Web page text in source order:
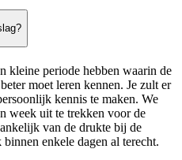
kleine periode hebben waarin de
moet leren kennen. Je zult er
kennis te maken. We
week uit te trekken voor de
van de drukte bij de
enkele dagen al terecht.